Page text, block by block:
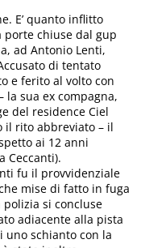
E’ quanto inflitto
porte chiuse dal gup
ad Antonio Lenti,
di tentato
e ferito al volto con
la sua ex compagna,
del residence Ciel
il rito abbreviato – il
ai 12 anni
Ceccanti).
fu il provvidenziale
mise di fatto in fuga
polizia si concluse
adiacente alla pista
uno schianto con la